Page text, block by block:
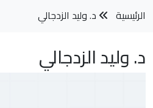
الرئيسية د. وليد الزدجالي
د. وليد الزدجالي